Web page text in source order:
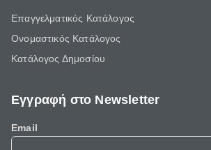
Επαγγελματικός Κατάλογος
Ονομαστικός Κατάλογος
Κατάλογος Δημοσίου
Εγγραφή στο Newsletter
Email